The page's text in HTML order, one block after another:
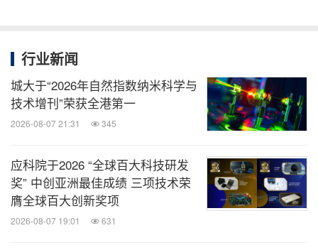
行业新闻
城大于“2026年自然指数纳米科学与
技术增刊”荣获全港第一
2026-08-07 21:31 345
应科院于2026 “全球百大科技研发
奖” 中创亚洲最佳成绩 三项技术荣
膺全球百大创新奖项
2026-08-07 19:01 631